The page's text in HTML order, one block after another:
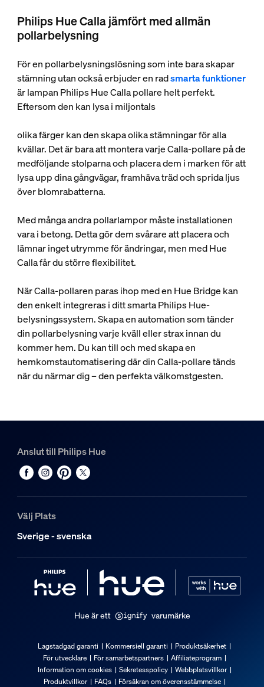
Philips Hue Calla jämfört med allmän
pollarbelysning
För en pollarbelysningslösning som inte bara skapar
stämning utan också erbjuder en radsmarta funktioner
är lampan Philips Hue Calla pollare helt perfekt.
Eftersom den kan lysa i miljontals
olika färger kan den skapa olika stämningar för alla
kvällar. Det är bara att montera varje Calla-pollare på de
medföljande stolparna och placera dem i marken för att
lysa upp dina gångvägar, framhäva träd och sprida ljus
över blomrabatterna.
Med många andra pollarlampor måste installationen
vara i betong. Detta gör dem svårare att placera och
lämnar inget utrymme för ändringar, men med Hue
Calla får du större flexibilitet.
När Calla-pollaren paras ihop med en Hue Bridge kan
den enkelt integreras i ditt smarta Philips Hue-
belysningssystem. Skapa en automation som tänder
din pollarbelysning varje kväll eller strax innan du
kommer hem. Du kan till och med skapa en
hemkomstautomatisering där din Calla-pollare tänds
när du närmar dig – den perfekta välkomstgesten.
Anslut till Philips Hue
Välj Plats
Sverige - svenska
Hue är ett varumärke
Lagstadgad garanti Kommersiell garanti
Produktsäkerhet
För utvecklare
För samarbetspartners
Affiliateprogram
Information om cookies
Sekretesspolicy
Webbplatsvillkor
Produktvillkor
FAQs Försäkran om överensstämmelse